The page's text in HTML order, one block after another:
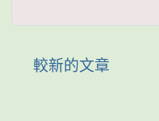
較新的文章